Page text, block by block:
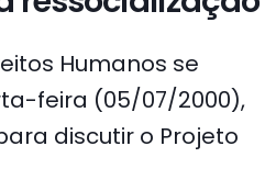
Humanos se
feira (05/07/2000),
discutir o Projeto